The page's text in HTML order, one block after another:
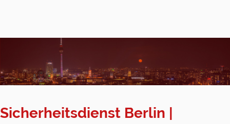
Sicherheitsdienst Berlin |